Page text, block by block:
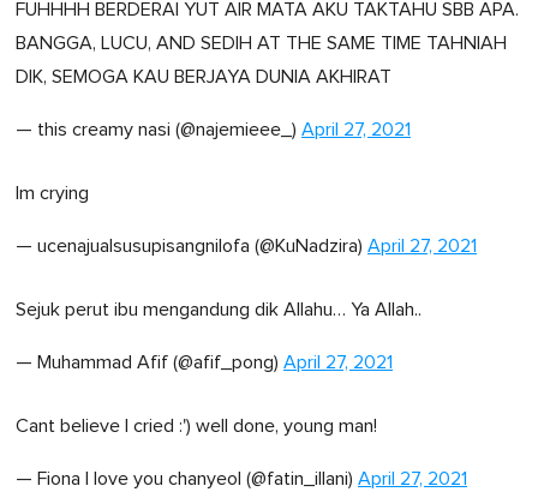
FUHHHH BERDERAI YUT AIR MATA AKU TAKTAHU SBB APA.
BANGGA, LUCU, AND SEDIH AT THE SAME TIME TAHNIAH
DIK, SEMOGA KAU BERJAYA DUNIA AKHIRAT
— this creamy nasi (@najemieee_) April 27, 2021
Im crying
— ucenajualsusupisangnilofa (@KuNadzira) April 27, 2021
Sejuk perut ibu mengandung dik Allahu… Ya Allah..
— Muhammad Afif (@afif_pong) April 27, 2021
Cant believe I cried :') well done, young man!
— Fiona | love you chanyeol (@fatin_illani) April 27, 2021